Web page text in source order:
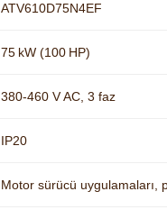
ATV610D75N4EF
75 kW (100 HP)
380‑460 V AC, 3 faz
IP20
Motor sürücü uygulamaları,